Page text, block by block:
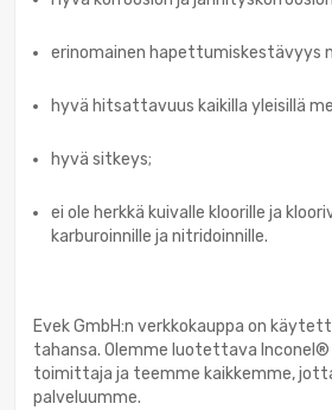
erinomainen hapettumiskestävyys
hyvä hitsattavuus kaikilla yleisillä
hyvä sitkeys;
ei ole herkkä kuivalle kloorille ja
karburoinnille ja nitridoinnille.
Evek GmbH:n verkkokauppa on
tahansa. Olemme luotettava
toimittaja ja teemme kaikkemme,
palveluumme.